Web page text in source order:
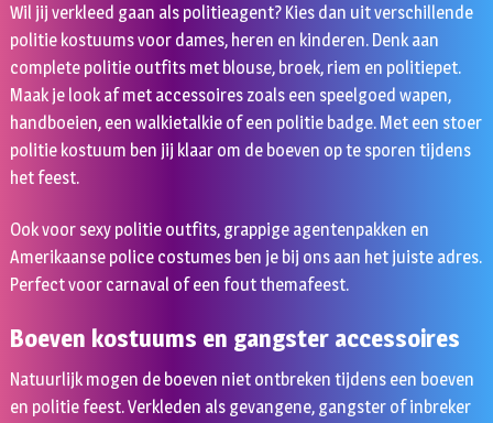
Wil jij verkleed gaan als politieagent? Kies dan uit verschillende
politie kostuums voor dames, heren en kinderen. Denk aan
complete politie outfits met blouse, broek, riem en politiepet.
Maak je look af met accessoires zoals een speelgoed wapen,
handboeien, een walkietalkie of een politie badge. Met een stoer
politie kostuum ben jij klaar om de boeven op te sporen tijdens
het feest.
Ook voor sexy politie outfits, grappige agentenpakken en
Amerikaanse police costumes ben je bij ons aan het juiste adres.
Perfect voor carnaval of een fout themafeest.
Boeven kostuums en gangster accessoires
Natuurlijk mogen de boeven niet ontbreken tijdens een boeven
en politie feest. Verkleden als gevangene, gangster of inbreker